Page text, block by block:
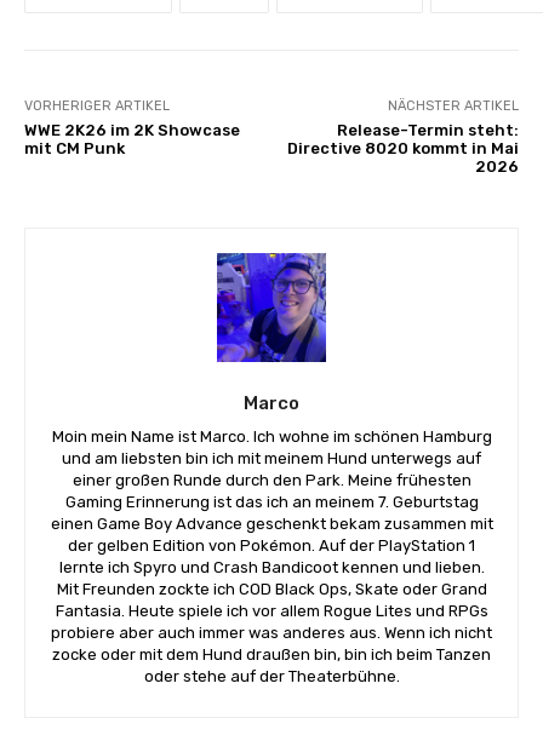
VORHERIGER ARTIKEL
WWE 2K26 im 2K Showcase
mit CM Punk
NÄCHSTER ARTIKEL
Release-Termin steht:
Directive 8020 kommt in Mai
2026
Marco
Moin mein Name ist Marco. Ich wohne im schönen Hamburg
und am liebsten bin ich mit meinem Hund unterwegs auf
einer großen Runde durch den Park. Meine frühesten
Gaming Erinnerung ist das ich an meinem 7. Geburtstag
einen Game Boy Advance geschenkt bekam zusammen mit
der gelben Edition von Pokémon. Auf der PlayStation 1
lernte ich Spyro und Crash Bandicoot kennen und lieben.
Mit Freunden zockte ich COD Black Ops, Skate oder Grand
Fantasia. Heute spiele ich vor allem Rogue Lites und RPGs
probiere aber auch immer was anderes aus. Wenn ich nicht
zocke oder mit dem Hund draußen bin, bin ich beim Tanzen
oder stehe auf der Theaterbühne.